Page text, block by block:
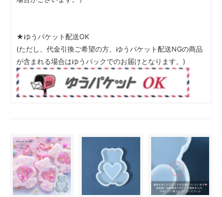
★ゆうパケット配送OK
(ただし、代金引換ご希望の方、ゆうパケット配送NGの商品
が含まれる場合はゆうパックでのお届けとなります。)